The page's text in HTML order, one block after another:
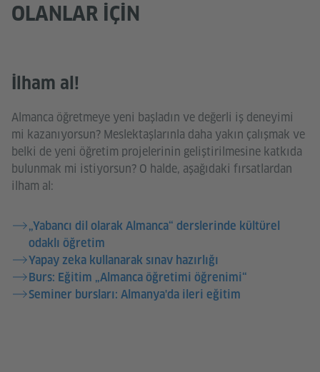
OLANLAR İÇIN
İlham al!
Almanca öğretmeye yeni başladın ve değerli iş deneyimi
mi kazanıyorsun? Meslektaşlarınla daha yakın çalışmak ve
belki de yeni öğretim projelerinin geliştirilmesine katkıda
bulunmak mi istiyorsun? O halde, aşağıdaki fırsatlardan
ilham al:
„Yabancı dil olarak Almanca“ derslerinde kültürel
odaklı öğretim
Yapay zeka kullanarak sınav hazırlığı
Burs: Eğitim „Almanca öğretimi öğrenimi“
Seminer bursları: Almanya'da ileri eğitim